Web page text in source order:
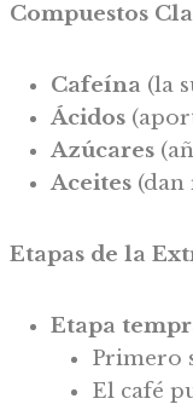
Compuestos
Cafeína (la
Ácidos
Azúcares
Aceites (dan
Etapas de la
Etapa
Primero
El café